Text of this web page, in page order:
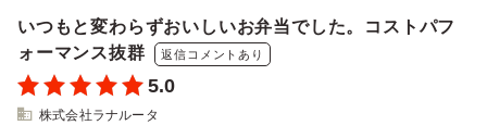
いつもと変わらずおいしいお弁当でした。コストパフ
ォーマンス抜群
返信コメントあり
5.0
株式会社ラナルータ